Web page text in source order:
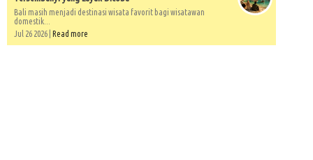
Bali masih menjadi destinasi wisata favorit bagi wisatawan
domestik...
Jul 26 2026 | Read more